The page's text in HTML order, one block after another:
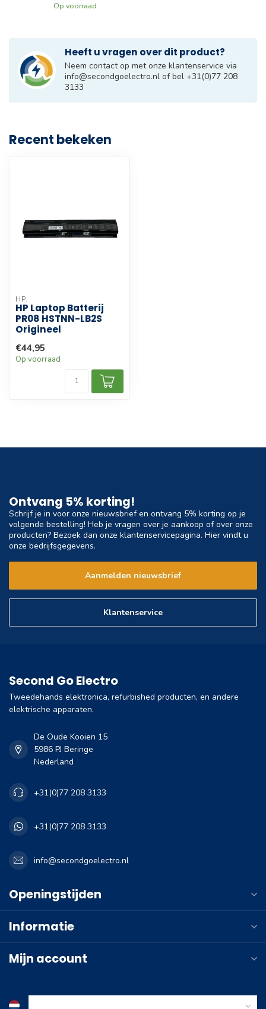
Op voorraad
Heeft u vragen over dit product?
Neem contact op met onze klantenservice via
info@secondgoelectro.nl of bel +31(0)77 208
3133
Recent bekeken
HP.
HP Laptop Batterij
PR08 HSTNN-LB2S
Origineel
€44,95
Op voorraad
Ontvang 5% korting!
Schrijf je in voor onze nieuwsbrief en ontvang 5% korting op je
volgende bestelling! Heb je vragen over je aankoop of over onze
producten? Bezoek dan onze klantenservicepagina. Hier vindt u
onze bedrijfsgegevens.
Aanmelden nieuwsbrief
Klantenservice
Second Go Electro
Tweedehands elektronica, refurbished producten, en andere
elektrische apparaten.
De Oude Kooien 15
5986 PJ Beringe
Nederland
+31(0)77 208 3133
+31(0)77 208 3133
info@secondgoelectro.nl
Openingstijden
Informatie
Mijn account